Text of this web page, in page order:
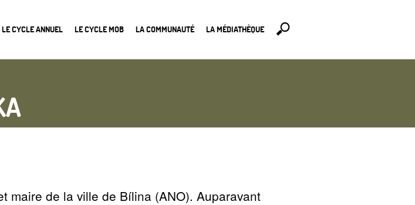
LE CYCLE ANNUEL LE CYCLE MOB LA COMMUNAUTÉ LA MÉDIATHÈQUE
maire de la ville de Bílina (ANO). Auparavant